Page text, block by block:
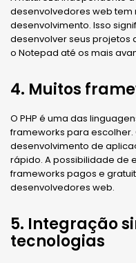
desenvolvedores web tem
desenvolvimento. Isso
desenvolver seus
o Notepad até os mais
4. Muitos
O PHP é uma das
frameworks para
desenvolvimento de
rápido. A possibilidade de
frameworks pagos e
desenvolvedores web.
5. Integração
tecnologias